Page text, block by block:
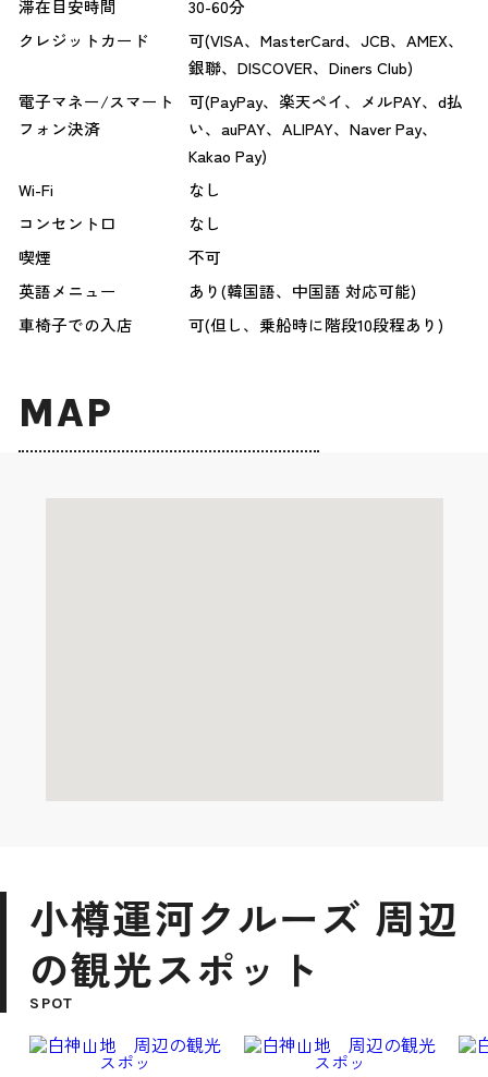
滞在目安時間
30-60分
クレジットカード
可(VISA、MasterCard、JCB、AMEX、
銀聯、DISCOVER、Diners Club)
電子マネー/スマート
フォン決済
可(PayPay、楽天ペイ、メルPAY、d払
い、auPAY、ALIPAY、Naver Pay、
Kakao Pay)
Wi-Fi
なし
コンセント口
なし
喫煙
不可
英語メニュー
あり(韓国語、中国語 対応可能)
車椅子での入店
可(但し、乗船時に階段10段程あり)
MAP
小樽運河クルーズ 周辺
の観光スポット
SPOT